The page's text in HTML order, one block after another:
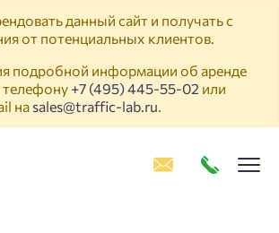
данный сайт и получать с
от потенциальных клиентов.
подробной информации об аренде
телефону +7 (495) 445-55-02 или
на sales@traffic-lab.ru.